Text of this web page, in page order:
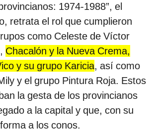
1974-1988”, el
retrata el rol que cumplieron
como Celeste de Víctor
Chacalón y la Nueva Crema,
y su grupo Karicia, así como
y el grupo Pintura Roja. Estos
la gesta de los provincianos
a la capital y que, con su
a los conos.